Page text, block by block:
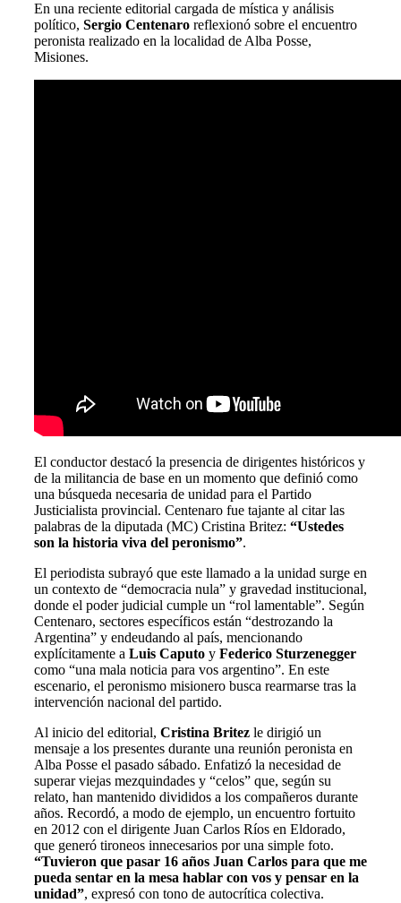
En una reciente editorial cargada de mística y análisis
político, Sergio Centenaro reflexionó sobre el encuentro
peronista realizado en la localidad de Alba Posse,
Misiones.
El conductor destacó la presencia de dirigentes históricos y
de la militancia de base en un momento que definió como
una búsqueda necesaria de unidad para el Partido
Justicialista provincial. Centenaro fue tajante al citar las
palabras de la diputada (MC) Cristina Britez: “Ustedes
son la historia viva del peronismo”.
El periodista subrayó que este llamado a la unidad surge en
un contexto de “democracia nula” y gravedad institucional,
donde el poder judicial cumple un “rol lamentable”. Según
Centenaro, sectores específicos están “destrozando la
Argentina” y endeudando al país, mencionando
explícitamente a Luis Caputo y Federico Sturzenegger
como “una mala noticia para vos argentino”. En este
escenario, el peronismo misionero busca rearmarse tras la
intervención nacional del partido.
Al inicio del editorial, Cristina Britez le dirigió un
mensaje a los presentes durante una reunión peronista en
Alba Posse el pasado sábado. Enfatizó la necesidad de
superar viejas mezquindades y “celos” que, según su
relato, han mantenido divididos a los compañeros durante
años. Recordó, a modo de ejemplo, un encuentro fortuito
en 2012 con el dirigente Juan Carlos Ríos en Eldorado,
que generó tironeos innecesarios por una simple foto.
“Tuvieron que pasar 16 años Juan Carlos para que me
pueda sentar en la mesa hablar con vos y pensar en la
unidad”, expresó con tono de autocrítica colectiva.